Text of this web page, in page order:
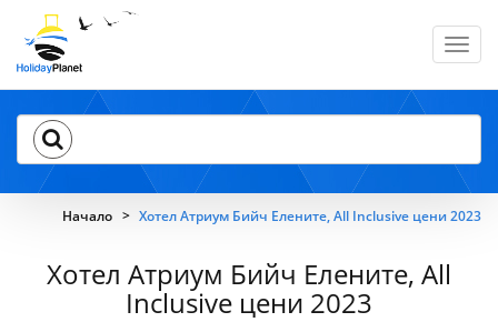
Начало Хотел Атриум Бийч Елените, All Inclusive цени 2023
Хотел Атриум Бийч Елените, All
Inclusive цени 2023